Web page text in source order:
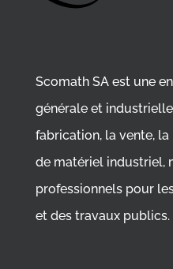
Scomath SA est une
générale et
fabrication, la vente,
de matériel industriel,
professionnels pour
et des travaux publics.